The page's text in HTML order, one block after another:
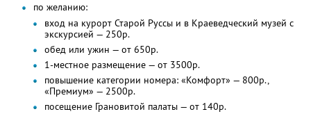
по желанию:
вход на курорт Старой Руссы и в Краеведческий музей с
экскурсией — 250р.
обед или ужин — от 650р.
1-местное размещение — от 3500р.
повышение категории номера: «Комфорт» — 800р.,
«Премиум» — 2500р.
посещение Грановитой палаты — от 140р.